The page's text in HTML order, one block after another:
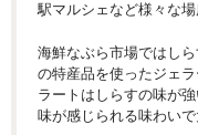
駅マルシェなど様々な場
海鮮なぶら市場ではし
の特産品を使ったジェ
ラートはしらすの味が
味が感じられる味わいで